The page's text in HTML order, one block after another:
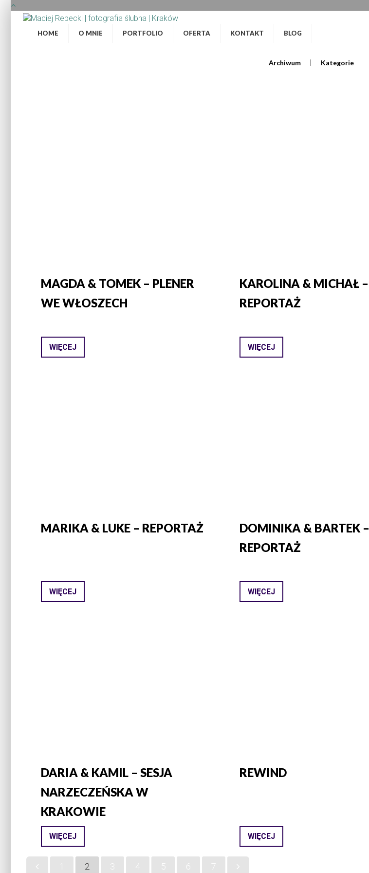
HOME O MNIE PORTFOLIO OFERTA KONTAKT BLOG
Archiwum Kategorie
MAGDA & TOMEK – PLENER
WE WŁOSZECH
WIĘCEJ
KAROLINA & MICHAŁ –
REPORTAŻ
WIĘCEJ
MARIKA & LUKE – REPORTAŻ
WIĘCEJ
DOMINIKA & BARTEK –
REPORTAŻ
WIĘCEJ
DARIA & KAMIL – SESJA
NARZECZEŃSKA W
KRAKOWIE
WIĘCEJ
REWIND
WIĘCEJ
1 2 3 4 5 6 7